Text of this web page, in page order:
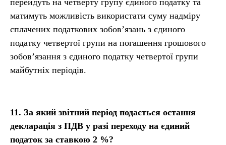
перейдуть на четверту групу єдиного податку та
матимуть можливість використати суму надміру
сплачених податкових зобов’язань з єдиного
податку четвертої групи на погашення грошового
зобов’язання з єдиного податку четвертої групи
майбутніх періодів.
11. За який звітний період подається остання
декларація з ПДВ у разі переходу на єдиний
податок за ставкою 2 %?